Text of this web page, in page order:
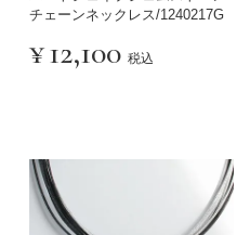
チェーンネックレス/1240217G
¥12,100 税込